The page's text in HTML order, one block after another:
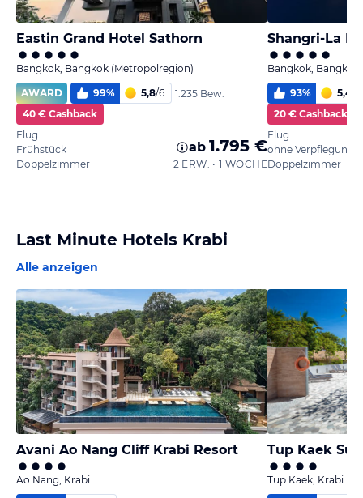
Eastin Grand Hotel Sathorn
Bangkok, Bangkok (Metropolregion)
AWARD
99% 5,8/6
1.235 Bew.
40 € Cashback
Flug
Frühstück
Doppelzimmer
ab 1.795 €
2 ERW. • 1 WOCHE
Shangri-La
Bangkok,
93% 5,4
20 € Cashback
Flug
ohne Verpflegung
Doppelzimmer
Last Minute Hotels Krabi
Alle anzeigen
Avani Ao Nang Cliff Krabi Resort
Ao Nang, Krabi
Tup Kaek
Tup Kaek, Krabi